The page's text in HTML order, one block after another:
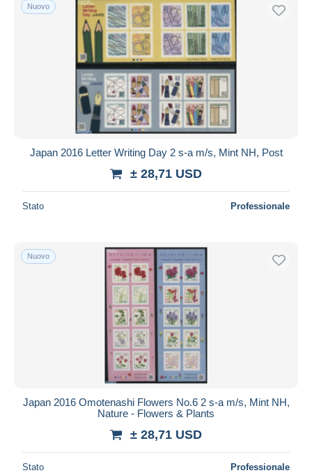
Nuovo
Japan 2016 Letter Writing Day 2 s-a m/s, Mint NH, Post
± 28,71 USD
Stato Professionale
Nuovo
Japan 2016 Omotenashi Flowers No.6 2 s-a m/s, Mint NH,
Nature - Flowers & Plants
± 28,71 USD
Stato Professionale